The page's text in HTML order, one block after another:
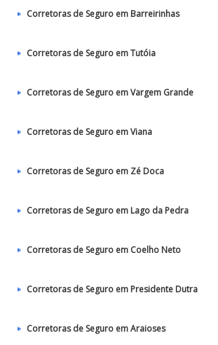
Corretoras de Seguro em Barreirinhas
Corretoras de Seguro em Tutóia
Corretoras de Seguro em Vargem Grande
Corretoras de Seguro em Viana
Corretoras de Seguro em Zé Doca
Corretoras de Seguro em Lago da Pedra
Corretoras de Seguro em Coelho Neto
Corretoras de Seguro em Presidente Dutra
Corretoras de Seguro em Araioses